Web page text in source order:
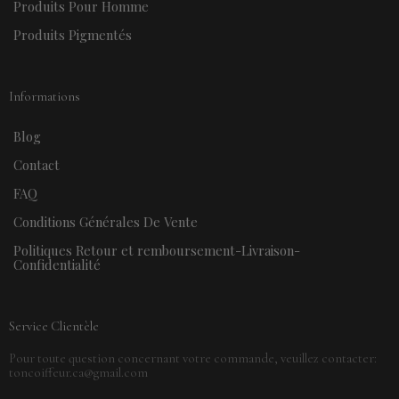
Produits Pour Homme
Produits Pigmentés
Informations
Blog
Contact
FAQ
Conditions Générales De Vente
Politiques Retour et remboursement-Livraison-
Confidentialité
Service Clientèle
Pour toute question concernant votre commande, veuillez contacter:
toncoiffeur.ca@gmail.com